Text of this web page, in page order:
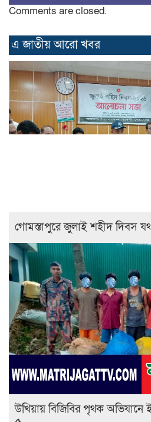
Comments are closed.
এ জাতীয় আরো ‍খবর
গোমস্তাপুরে জুলাই শহীদ দিবস
উখিয়ায় বিজিবির পৃথক